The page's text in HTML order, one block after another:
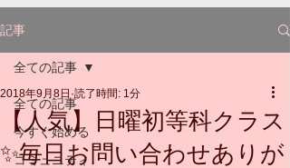
記事
全ての記事
今すぐ始める
コミュニティ
全ての記事
【人気】日曜初等科クラス
✨毎日お問い合わせありが
2018年9月8日 読了時間: 1分